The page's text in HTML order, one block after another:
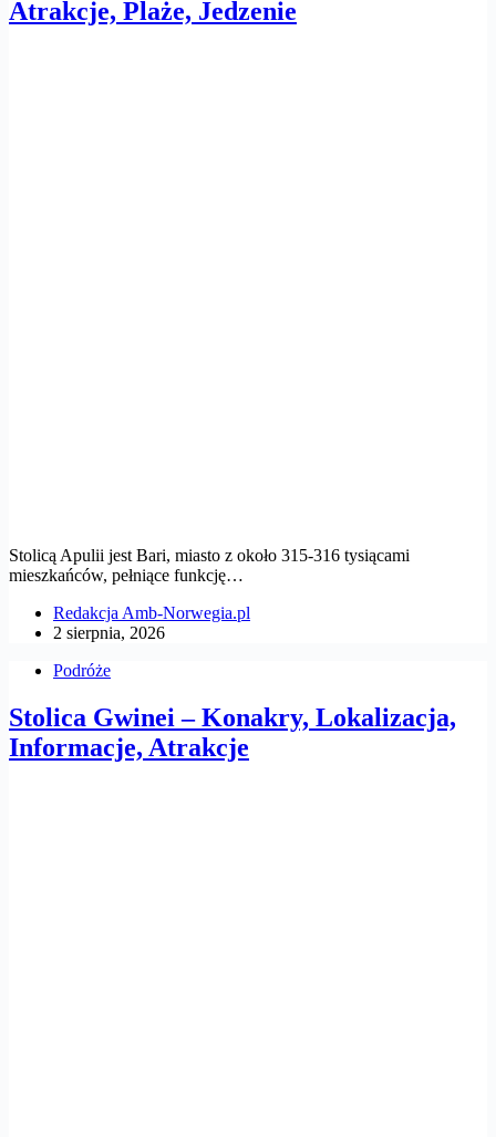
Atrakcje, Plaże, Jedzenie
Stolicą Apulii jest Bari, miasto z około 315-316 tysiącami
mieszkańców, pełniące funkcję…
Redakcja Amb-Norwegia.pl
2 sierpnia, 2026
Podróże
Stolica Gwinei – Konakry, Lokalizacja,
Informacje, Atrakcje